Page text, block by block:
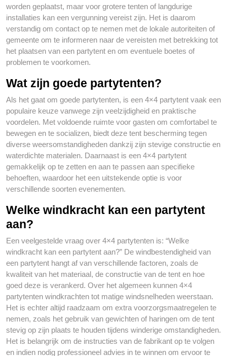
worden geplaatst, maar voor grotere tenten of langdurige
installaties kan een vergunning vereist zijn. Het is daarom
verstandig om contact op te nemen met de lokale autoriteiten of
gemeente om te informeren naar de vereisten met betrekking tot
het plaatsen van een partytent en om eventuele boetes of
problemen te voorkomen.
Wat zijn goede partytenten?
Als het gaat om goede partytenten, is een 4×4 partytent vaak een
populaire keuze vanwege zijn veelzijdigheid en praktische
voordelen. Met voldoende ruimte voor gasten om comfortabel te
bewegen en te socializen, biedt deze tent bescherming tegen
diverse weersomstandigheden dankzij zijn stevige constructie en
waterdichte materialen. Daarnaast is een 4×4 partytent
gemakkelijk op te zetten en aan te passen aan specifieke
behoeften, waardoor het een uitstekende optie is voor
verschillende soorten evenementen.
Welke windkracht kan een partytent
aan?
Een veelgestelde vraag over 4×4 partytenten is: “Welke
windkracht kan een partytent aan?” De windbestendigheid van
een partytent hangt af van verschillende factoren, zoals de
kwaliteit van het materiaal, de constructie van de tent en hoe
goed deze is verankerd. Over het algemeen kunnen 4×4
partytenten windkrachten tot matige windsnelheden weerstaan.
Het is echter altijd raadzaam om extra voorzorgsmaatregelen te
nemen, zoals het gebruik van gewichten of haringen om de tent
stevig op zijn plaats te houden tijdens winderige omstandigheden.
Het is belangrijk om de instructies van de fabrikant op te volgen
en indien nodig professioneel advies in te winnen om ervoor te